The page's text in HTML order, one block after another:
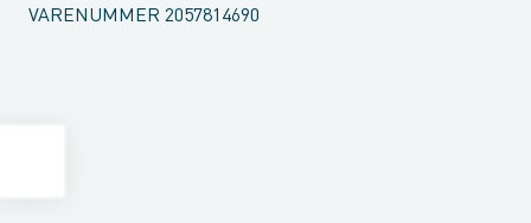
VARENUMMER 2057814690